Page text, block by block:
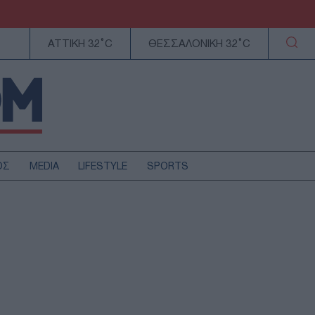
ΑΤΤΙΚΗ 32°C ΘΕΣΣΑΛΟΝΙΚΗ 32°C
MEDIA LIFESTYLE SPORTS